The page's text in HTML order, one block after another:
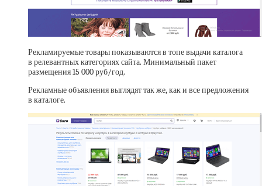
Рекламируемые товары показываются в топе выдачи каталога
в релевантных категориях сайта. Минимальный пакет
размещения 15 000 руб/год.
Рекламные объявления выглядят так же, как и все предложения
в каталоге.